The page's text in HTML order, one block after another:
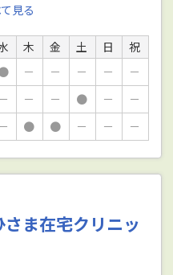
見る
木 金 土 日
祝
－ － － －
－
－ － － ● －
－
－ ● ● － － －
ま在宅クリニッ